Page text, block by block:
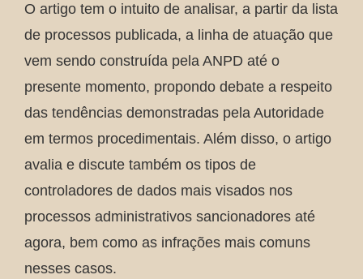
O artigo tem o intuito de analisar, a partir da lista
de processos publicada, a linha de atuação que
vem sendo construída pela ANPD até o
presente momento, propondo debate a respeito
das tendências demonstradas pela Autoridade
em termos procedimentais. Além disso, o artigo
avalia e discute também os tipos de
controladores de dados mais visados nos
processos administrativos sancionadores até
agora, bem como as infrações mais comuns
nesses casos.